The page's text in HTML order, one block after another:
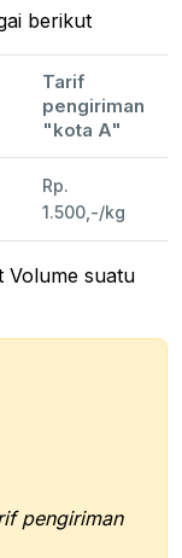
berikut
Tarif
pengiriman
"kota A"
Rp.
1.500,-/kg
Volume suatu
pengiriman